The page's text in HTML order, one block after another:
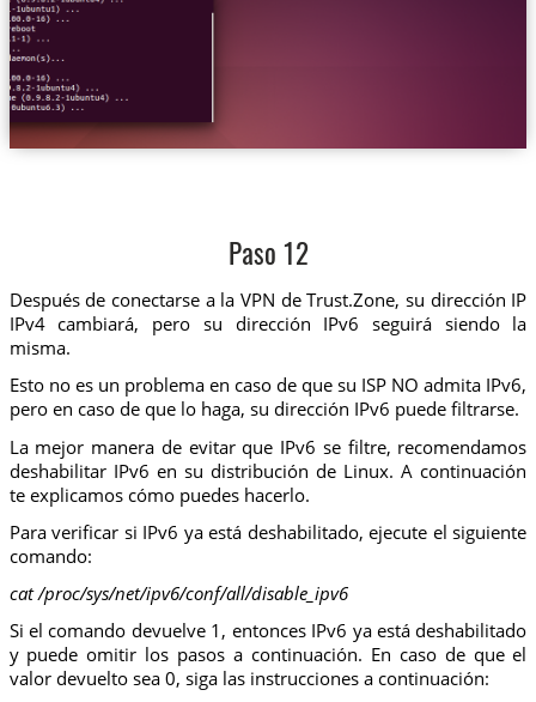
Paso 12
Después de conectarse a la VPN de Trust.Zone, su dirección IP
IPv4 cambiará, pero su dirección IPv6 seguirá siendo la
misma.
Esto no es un problema en caso de que su ISP NO admita IPv6,
pero en caso de que lo haga, su dirección IPv6 puede filtrarse.
La mejor manera de evitar que IPv6 se filtre, recomendamos
deshabilitar IPv6 en su distribución de Linux. A continuación
te explicamos cómo puedes hacerlo.
Para verificar si IPv6 ya está deshabilitado, ejecute el siguiente
comando:
cat /proc/sys/net/ipv6/conf/all/disable_ipv6
Si el comando devuelve 1, entonces IPv6 ya está deshabilitado
y puede omitir los pasos a continuación. En caso de que el
valor devuelto sea 0, siga las instrucciones a continuación: